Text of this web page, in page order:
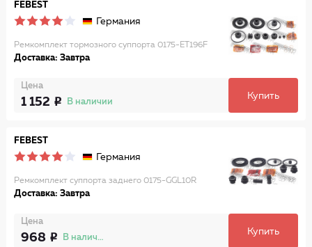
FEBEST
Германия
Ремкомплект тормозного суппорта 0175-ET196F
Доставка: Завтра
Цена
1 152 В наличии
Купить
FEBEST
Германия
Ремкомплект суппорта заднего 0175-GGL10R
Доставка: Завтра
Цена
968 В наличии
Купить